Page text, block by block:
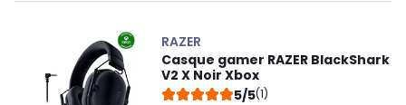
RAZER
Casque gamer RAZER BlackShark
V2 X Noir Xbox
5/5(1)